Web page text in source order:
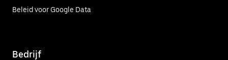
Beleid voor Google Data
Bedrijf